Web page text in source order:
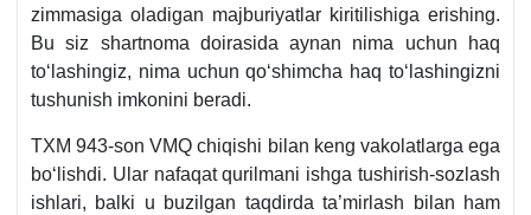
zimmasiga oladigan majburiyatlar kiritilishiga erishing.
Bu siz shartnoma doirasida aynan nima uchun haq
toʻlashingiz, nima uchun qoʻshimcha haq toʻlashingizni
tushunish imkonini beradi.
TXM 943-son VMQ chiqishi bilan keng vakolatlarga ega
boʻlishdi. Ular nafaqat qurilmani ishga tushirish-sozlash
ishlari, balki u buzilgan taqdirda ta’mirlash bilan ham